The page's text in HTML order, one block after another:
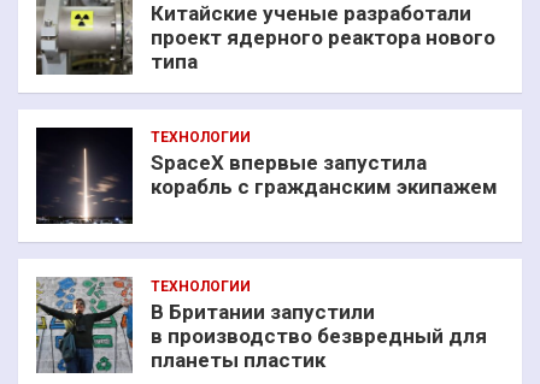
Китайские ученые разработали
проект ядерного реактора нового
типа
ТЕХНОЛОГИИ
SpaceX впервые запустила
корабль с гражданским экипажем
ТЕХНОЛОГИИ
В Британии запустили
в производство безвредный для
планеты пластик